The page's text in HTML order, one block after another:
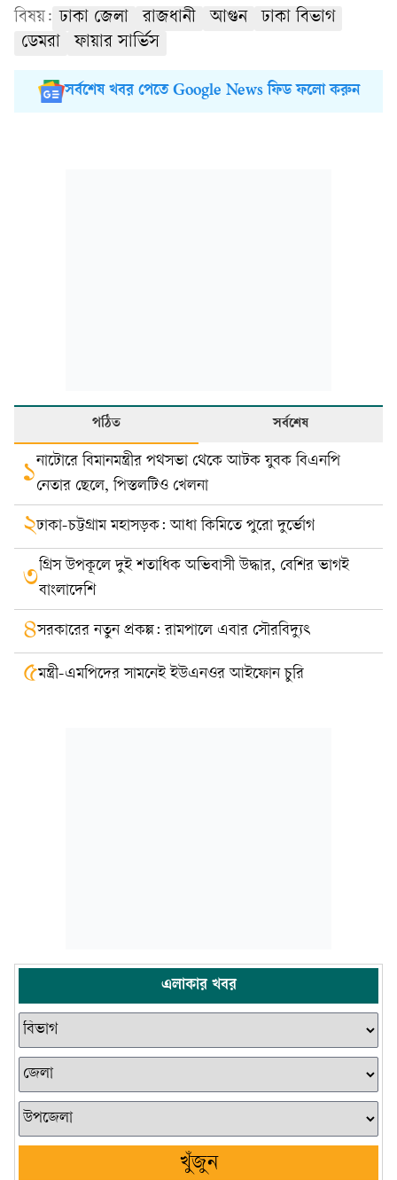
বিষয়: ঢাকা জেলা রাজধানী আগুন
ঢাকা বিভাগ
ডেমরা
ফায়ার সার্ভিস
সর্বশেষ খবর পেতে Google News ফিড ফলো করুন
পঠিত সর্বশেষ
১নাটোরে বিমানমন্ত্রীর পথসভা থেকে আটক যুবক বিএনপি
নেতার ছেলে, পিস্তলটিও খেলনা
২ঢাকা-চট্টগ্রাম মহাসড়ক: আধা কিমিতে পুরো দুর্ভোগ
৩গ্রিস উপকূলে দুই শতাধিক অভিবাসী উদ্ধার, বেশির ভাগই
বাংলাদেশি
৪সরকারের নতুন প্রকল্প: রামপালে এবার সৌরবিদ্যুৎ
৫মন্ত্রী-এমপিদের সামনেই ইউএনওর আইফোন চুরি
এলাকার খবর
খুঁজুন